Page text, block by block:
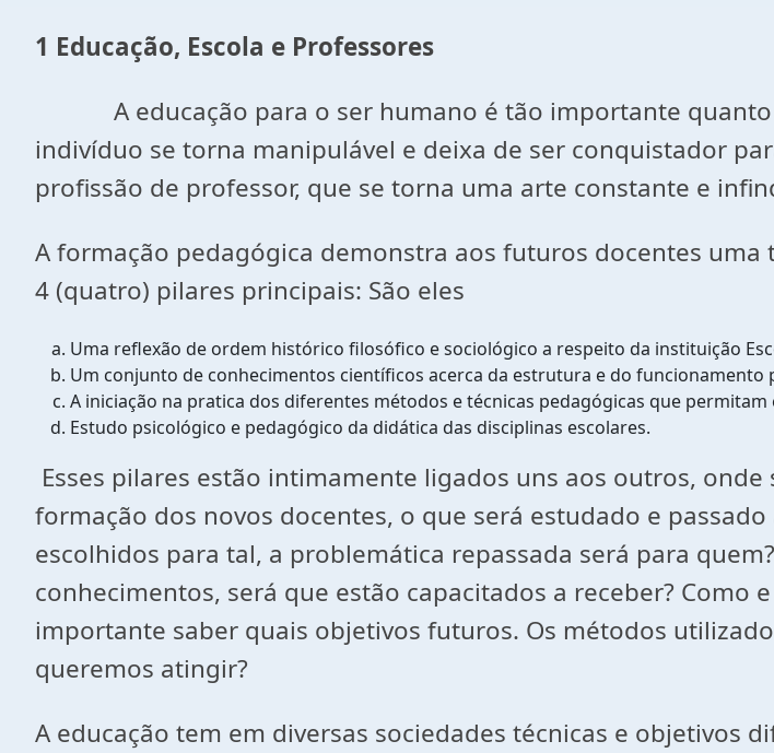
1 Educação, Escola e Professores
A educação para o ser humano é tão importante quanto
indivíduo se torna manipulável e deixa de ser conquistador
profissão de professor, que se torna uma arte constante e
A formação pedagógica demonstra aos futuros docentes
4 (quatro) pilares principais: São eles
Uma reflexão de ordem histórico filosófico e sociológico a respeito da instituição
Um conjunto de conhecimentos científicos acerca da estrutura e do
A iniciação na pratica dos diferentes métodos e técnicas pedagógicas que
Estudo psicológico e pedagógico da didática das disciplinas escolares.
Esses pilares estão intimamente ligados uns aos outros,
formação dos novos docentes, o que será estudado e
escolhidos para tal, a problemática repassada será para
conhecimentos, será que estão capacitados a receber?
importante saber quais objetivos futuros. Os métodos
queremos atingir?
A educação tem em diversas sociedades técnicas e objetivos